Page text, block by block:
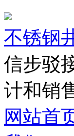
不锈钢
信步驳
计和销
网站首